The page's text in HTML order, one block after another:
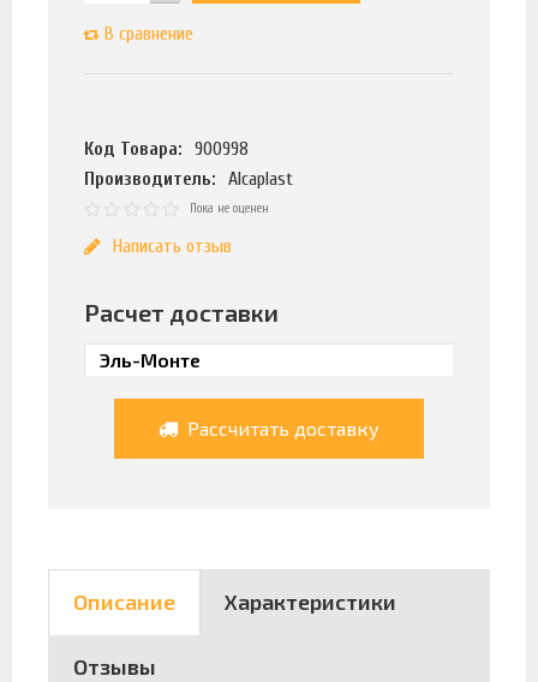
В сравнение
Код Товара:
900998
Производитель:
Alcaplast
Пока не оценен
Написать отзыв
Расчет доставки
Рассчитать доставку
Описание Характеристики
Отзывы